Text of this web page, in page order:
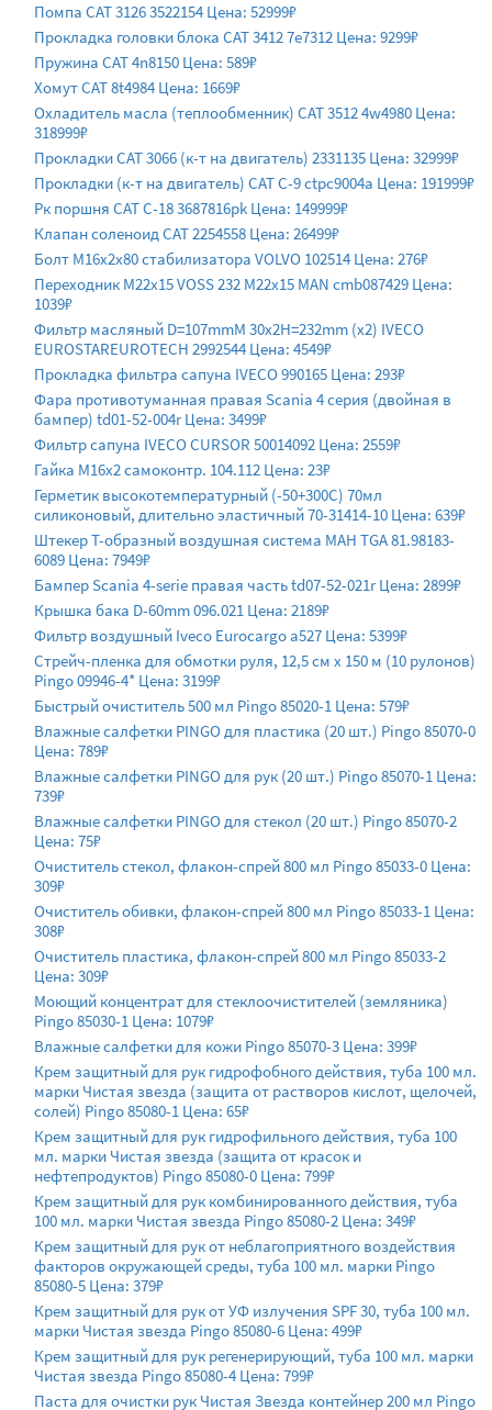
Помпа CAT 3126 3522154 Цена: 52999₽
Прокладка головки блока CAT 3412 7e7312 Цена: 9299₽
Пружина CAT 4n8150 Цена: 589₽
Хомут CAT 8t4984 Цена: 1669₽
Охладитель масла (теплообменник) CAT 3512 4w4980 Цена:
318999₽
Прокладки CAT 3066 (к-т на двигатель) 2331135 Цена: 32999₽
Прокладки (к-т на двигатель) CAT C-9 ctpc9004a Цена: 191999₽
Рк поршня CAT C-18 3687816pk Цена: 149999₽
Клапан соленоид CAT 2254558 Цена: 26499₽
Болт М16х2х80 стабилизатора VOLVO 102514 Цена: 276₽
Переходник М22x15 VOSS 232 М22x15 MAN cmb087429 Цена:
1039₽
Фильтр масляный D=107mmM 30x2H=232mm (x2) IVECO
EUROSTAREUROTECH 2992544 Цена: 4549₽
Прокладка фильтра сапуна IVECO 990165 Цена: 293₽
Фара противотуманная правая Scania 4 серия (двойная в
бампер) td01-52-004r Цена: 3499₽
Фильтр сапуна IVECO CURSOR 50014092 Цена: 2559₽
Гайка М16х2 самоконтр. 104.112 Цена: 23₽
Герметик высокотемпературный (-50+300C) 70мл
силиконовый, длительно эластичный 70-31414-10 Цена: 639₽
Штекер Т-образный воздушная система МАН TGA 81.98183-
6089 Цена: 7949₽
Бампер Scania 4-serie правая часть td07-52-021r Цена: 2899₽
Крышка бака D-60mm 096.021 Цена: 2189₽
Фильтр воздушный Iveco Eurocargo a527 Цена: 5399₽
Стрейч-пленка для обмотки руля, 12,5 см х 150 м (10 рулонов)
Pingo 09946-4* Цена: 3199₽
Быстрый очиститель 500 мл Pingo 85020-1 Цена: 579₽
Влажные салфетки PINGO для пластика (20 шт.) Pingo 85070-0
Цена: 789₽
Влажные салфетки PINGO для рук (20 шт.) Pingo 85070-1 Цена:
739₽
Влажные салфетки PINGO для стекол (20 шт.) Pingo 85070-2
Цена: 75₽
Очиститель стекол, флакон-спрей 800 мл Pingo 85033-0 Цена:
309₽
Очиститель обивки, флакон-спрей 800 мл Pingo 85033-1 Цена:
308₽
Очиститель пластика, флакон-спрей 800 мл Pingo 85033-2
Цена: 309₽
Моющий концентрат для стеклоочистителей (земляника)
Pingo 85030-1 Цена: 1079₽
Влажные салфетки для кожи Pingo 85070-3 Цена: 399₽
Крем защитный для рук гидрофобного действия, туба 100 мл.
марки Чистая звезда (защита от растворов кислот, щелочей,
солей) Pingo 85080-1 Цена: 65₽
Крем защитный для рук гидрофильного действия, туба 100
мл. марки Чистая звезда (защита от красок и
нефтепродуктов) Pingo 85080-0 Цена: 799₽
Крем защитный для рук комбинированного действия, туба
100 мл. марки Чистая звезда Pingo 85080-2 Цена: 349₽
Крем защитный для рук от неблагоприятного воздействия
факторов окружающей среды, туба 100 мл. марки Pingo
85080-5 Цена: 379₽
Крем защитный для рук от УФ излучения SPF 30, туба 100 мл.
марки Чистая звезда Pingo 85080-6 Цена: 499₽
Крем защитный для рук регенерирующий, туба 100 мл. марки
Чистая звезда Pingo 85080-4 Цена: 799₽
Паста для очистки рук Чистая Звезда контейнер 200 мл Pingo